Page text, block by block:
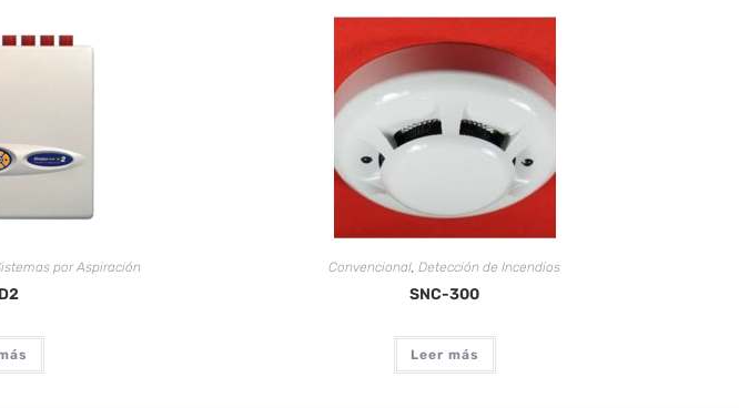
por Aspiración Convencional,Detección de Incendios
SNC-300
Leer más